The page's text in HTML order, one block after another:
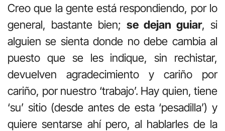
Creo que la gente está respondiendo, por lo
general, bastante bien; se dejan guiar, si
alguien se sienta donde no debe cambia al
puesto que se les indique, sin rechistar,
devuelven agradecimiento y cariño por
cariño, por nuestro ‘trabajo’. Hay quien, tiene
‘su’ sitio (desde antes de esta ‘pesadilla’) y
quiere sentarse ahí pero, al hablarles de la